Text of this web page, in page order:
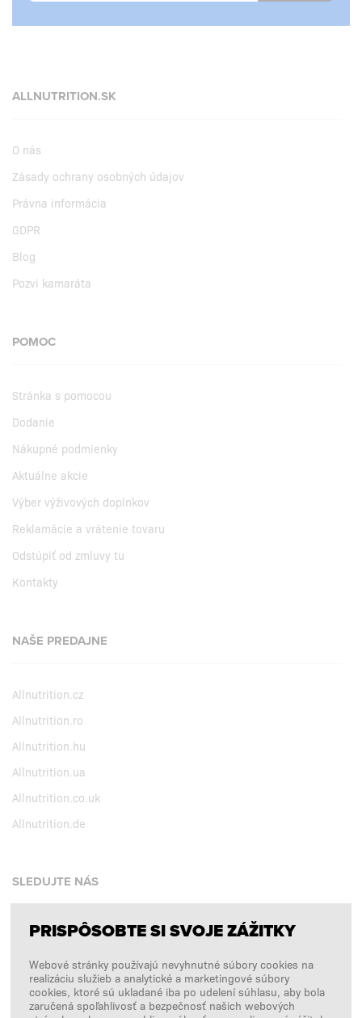
ALLNUTRITION.SK
O nás
Zásady ochrany osobných údajov
Právna informácia
GDPR
Blog
Pozvi kamaráta
POMOC
Stránka s pomocou
Dodanie
Nákupné podmienky
Aktuálne akcie
Výber výživových doplnkov
Reklamácie a vrátenie tovaru
Odstúpiť od zmluvy tu
Kontakty
NAŠE PREDAJNE
Allnutrition.cz
Allnutrition.ro
Allnutrition.hu
Allnutrition.ua
Allnutrition.co.uk
Allnutrition.de
SLEDUJTE NÁS
Facebook
Instagram
Copyright © 2026 SFD S. A.
PRISPÔSOBTE SI SVOJE ZÁŽITKY
Webové stránky používajú nevyhnutné súbory cookies na
realizáciu služieb a analytické a marketingové súbory
cookies, ktoré sú ukladané iba po udelení súhlasu, aby bola
zaručená spoľahlivosť a bezpečnosť našich webových